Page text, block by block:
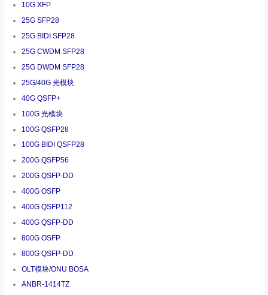
10G XFP
25G SFP28
25G BIDI SFP28
25G CWDM SFP28
25G DWDM SFP28
25G/40G 光模块
40G QSFP+
100G 光模块
100G QSFP28
100G BIDI QSFP28
200G QSFP56
200G QSFP-DD
400G OSFP
400G QSFP112
400G QSFP-DD
800G OSFP
800G QSFP-DD
OLT模块/ONU BOSA
ANBR-1414TZ